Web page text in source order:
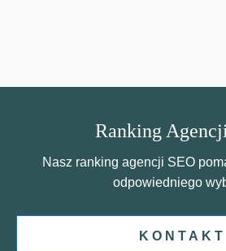
Ranking
Nasz ranking agencji SEO
odpowiedniego
KONTAKT